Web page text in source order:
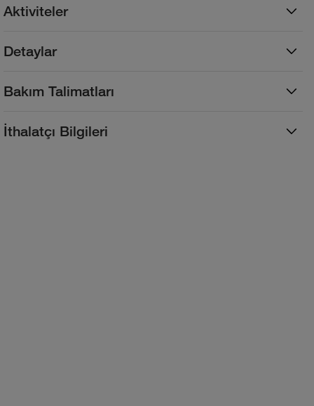
Detaylar
Aktiviteler
Bakım Talimatları
İthalatçı Bilgileri